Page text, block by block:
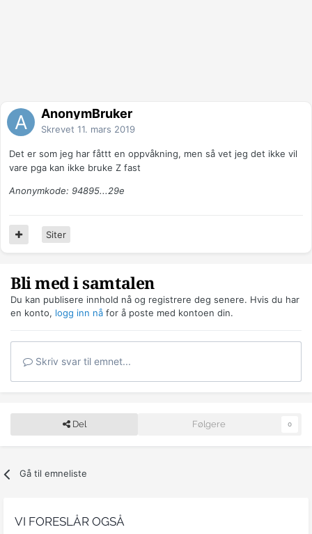
AnonymBruker
Skrevet 11. mars 2019
Det er som jeg har fåttt en oppvåkning, men så vet jeg det ikke vil
vare pga kan ikke bruke Z fast
Anonymkode: 94895...29e
Siter
Bli med i samtalen
Du kan publisere innhold nå og registrere deg senere. Hvis du har
en konto, logg inn nå for å poste med kontoen din.
Skriv svar til emnet...
Del Følgere 0
Gå til emneliste
VI FORESLÅR OGSÅ